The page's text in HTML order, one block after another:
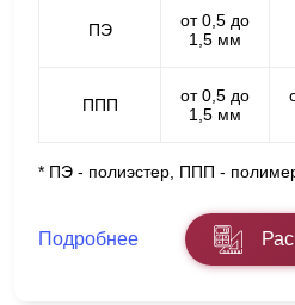
ПЭ
от 0,5 до
1,5 мм
ППП
от 0,5 до
1,5 мм
* ПЭ - полиэстер, ППП -
Подробнее